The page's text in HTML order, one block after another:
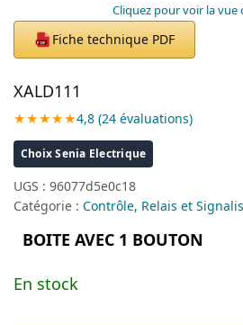
Cliquez pour voir la vue
PDF Fiche technique PDF
XALD111
★★★★★4,8 (24 évaluations)
Choix Senia Electrique
UGS : 96077d5e0c18
Catégorie : Contrôle, Relais et
BOITE AVEC 1 BOUTON
En stock